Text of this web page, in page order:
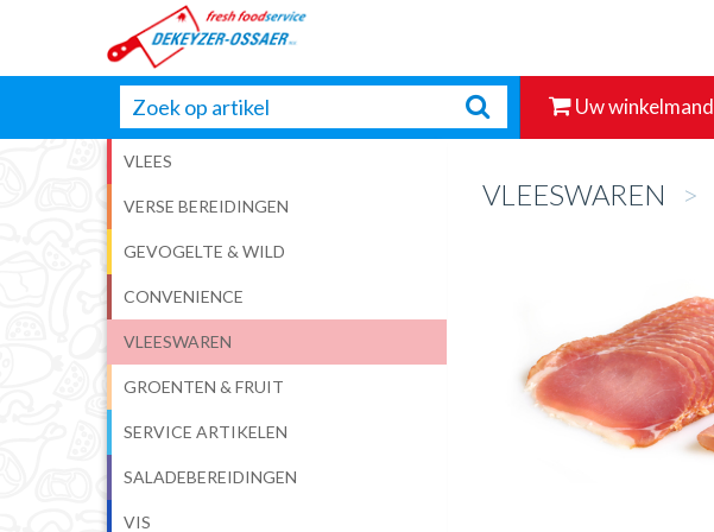
Uw winkelmand
VLEES
VERSE BEREIDINGEN
GEVOGELTE & WILD
CONVENIENCE
VLEESWAREN
GROENTEN & FRUIT
SERVICE ARTIKELEN
SALADEBEREIDINGEN
VIS
VLEESWAREN >